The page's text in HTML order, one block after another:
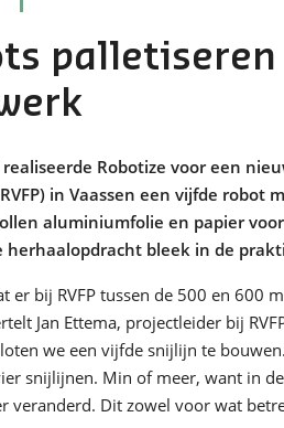
Robotize voor een
in Vaassen een vijfde
aluminiumfolie en papier
herhaalopdracht bleek in de
er bij RVFP tussen de 500 en
Jan Ettema, projectleider bij
we een vijfde snijlijn te
snijlijnen. Min of meer, want in
veranderd. Dit zowel voor wat